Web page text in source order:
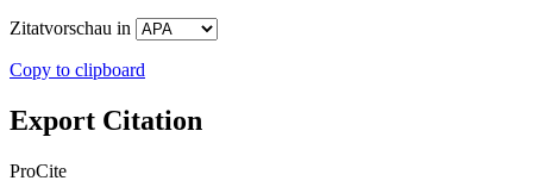
Zitatvorschau in
Copy to clipboard
Export Citation
ProCite